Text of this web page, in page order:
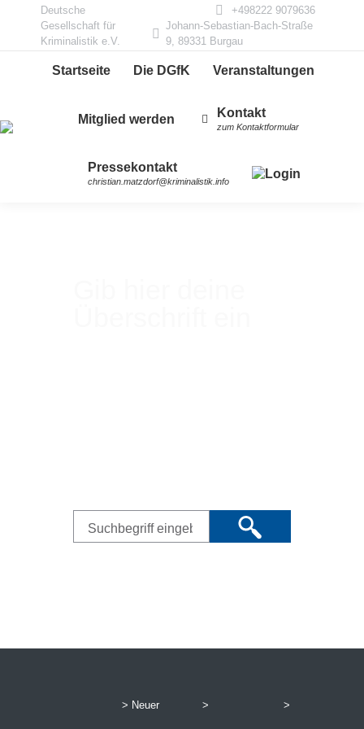
Deutsche
Gesellschaft für
Kriminalistik e.V.
+498222 9079636
Johann-Sebastian-Bach-Straße
9, 89331 Burgau
Startseite Die DGfK Veranstaltungen
Mitglied werden Kontakt
zum Kontaktformular
Pressekontakt
christian.matzdorf@kriminalistik.info
> Neuer > >